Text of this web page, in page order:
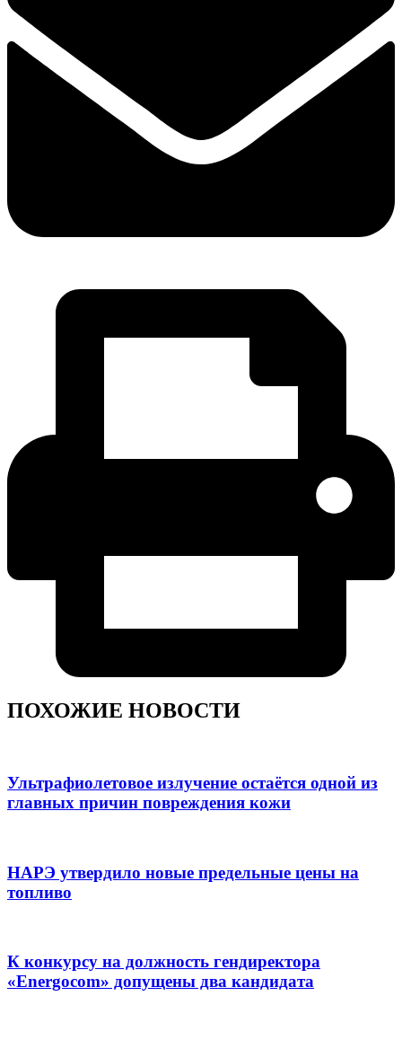
ПОХОЖИЕ НОВОСТИ
Ультрафиолетовое излучение остаётся одной из
главных причин повреждения кожи
НАРЭ утвердило новые предельные цены на
топливо
К конкурсу на должность гендиректора
«Energocom» допущены два кандидата